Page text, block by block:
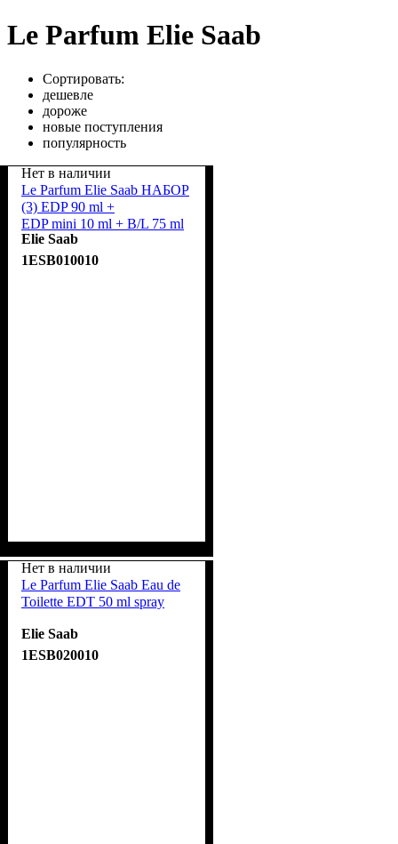
Le Parfum Elie Saab
Сортировать:
дешевле
дороже
новые поступления
популярность
Нет в наличии
Le Parfum Elie Saab НАБОР
(3) EDP 90 ml +
EDP mini 10 ml + B/L 75 ml
Elie Saab
1ESB010010
Нет в наличии
Le Parfum Elie Saab Eau de
Toilette EDT 50 ml spray
Elie Saab
1ESB020010